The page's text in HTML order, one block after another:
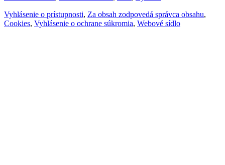
Vyhlásenie o prístupnosti, Za obsah zodpovedá správca obsahu,
Cookies, Vyhlásenie o ochrane súkromia, Webové sídlo